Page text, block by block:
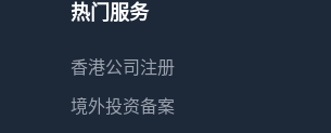
热门服务
香港公司注册
境外投资备案